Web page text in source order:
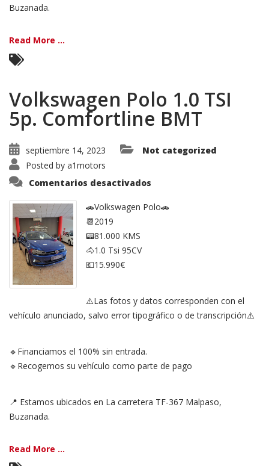
Buzanada.
Read More ...
Volkswagen Polo 1.0 TSI
5p. Comfortline BMT
septiembre 14, 2023
Not categorized
Posted by a1motors
Comentarios desactivados
1.0
TSI
🚗Volkswagen Polo🚗
📆2019
📟81.000 KMS
🐴1.0 Tsi 95CV
💶15.990€
⚠️Las fotos y datos corresponden con el
vehículo anunciado, salvo error tipográfico o de transcripción⚠️
🔹Financiamos el 100% sin entrada.
🔹Recogemos su vehículo como parte de pago
📍 Estamos ubicados en La carretera TF-367 Malpaso,
Buzanada.
Read More ...